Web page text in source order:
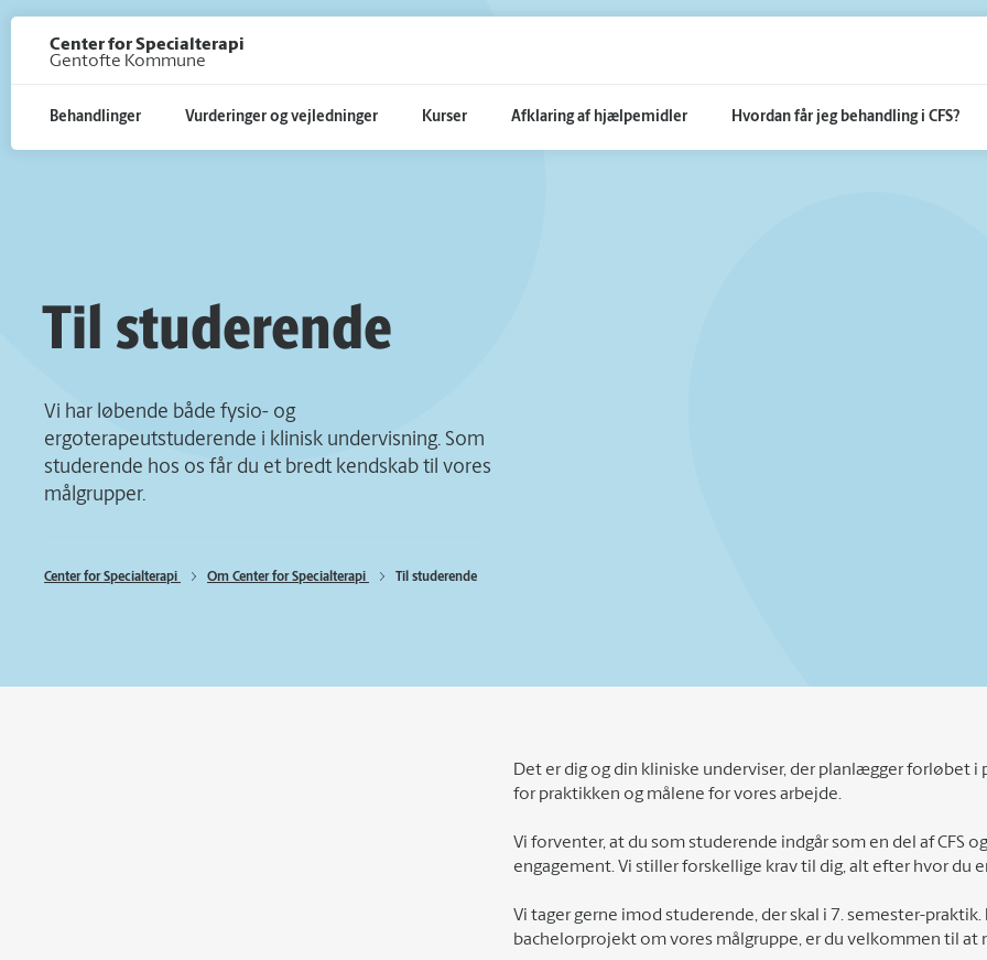
Center for Specialterapi
Gentofte Kommune
Behandlinger Vurderinger og vejledninger Kurser Afklaring af hjælpemidler Hvordan får jeg behandling i CFS?
Til studerende
Vi har løbende både fysio- og
ergoterapeutstuderende i klinisk undervisning. Som
studerende hos os får du et bredt kendskab til vores
målgrupper.
Center for Specialterapi Om Center for Specialterapi Til studerende
Det er dig og din kliniske underviser, der planlægger forløbet
for praktikken og målene for vores arbejde.
Vi forventer, at du som studerende indgår som en del af CFS
engagement. Vi stiller forskellige krav til dig, alt efter hvor du
Vi tager gerne imod studerende, der skal i 7. semester-
bachelorprojekt om vores målgruppe, er du velkommen til at